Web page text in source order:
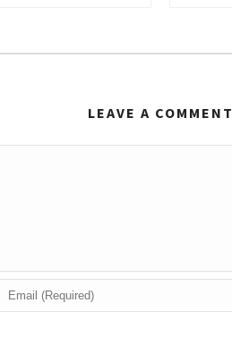
LEAVE A COMMENT